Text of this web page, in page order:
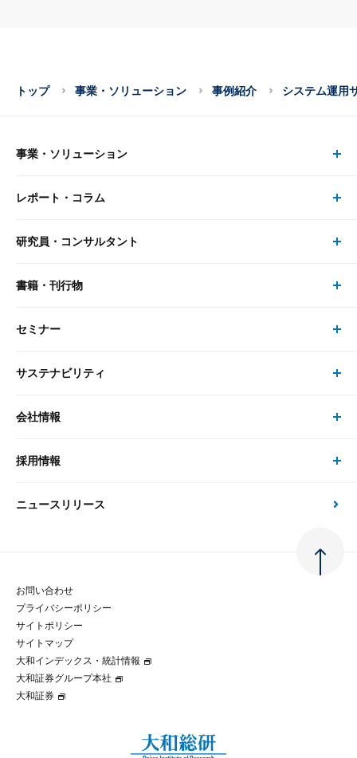
トップ 事業・ソリューション 事例紹介 システム運用
事業・ソリューション
事業・ソリューション トップ
リサーチ
大和総研の強み
先端テクノロジーに基づく新たな価値の創出
レポート・コラム
レポート・コラム トップ
最新のレポート・コラム
政策分析
金融経済教育等
テクノロジーレポート
コラム
研究員・コンサルタント
研究員・コンサルタント トップ
研究員
書籍・刊行物
書籍・刊行物 トップ
書籍
セミナー
セミナー トップ
現在受付中のセミナー・イベント
サステナビリティ
サステナビリティの取り組み
次世代社会への貢献
マルチステークホルダー方針
パートナーシップ構築宣言
会社情報
会社情報 トップ
会社概要・役員一覧
大和総研の歩み
グループ会社
採用情報
採用情報 トップ
経験者採用
ニュースリリース
お問い合わせ
プライバシーポリシー
サイトポリシー
サイトマップ
大和インデックス・統計情報
大和証券グループ本社
大和証券